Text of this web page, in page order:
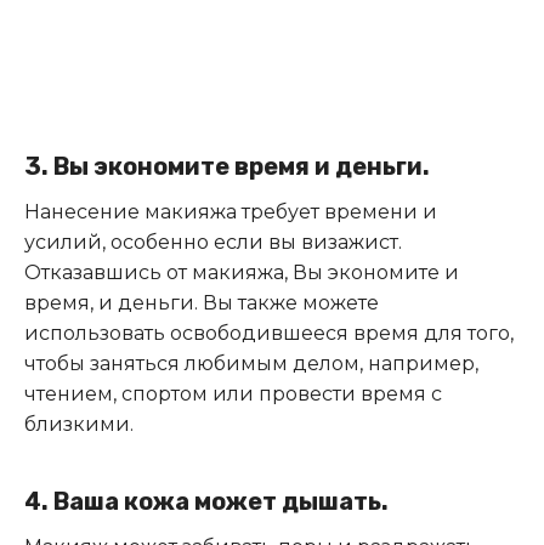
3. Вы экономите время и деньги.
Нанесение макияжа требует времени и
усилий, особенно если вы визажист.
Отказавшись от макияжа, Вы экономите и
время, и деньги. Вы также можете
использовать освободившееся время для того,
чтобы заняться любимым делом, например,
чтением, спортом или провести время с
близкими.
4. Ваша кожа может дышать.